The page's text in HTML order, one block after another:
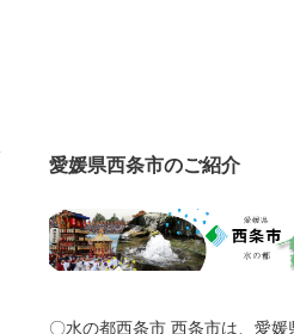
愛媛県西条市のご紹介
〇水の都西条市 西条市は、愛